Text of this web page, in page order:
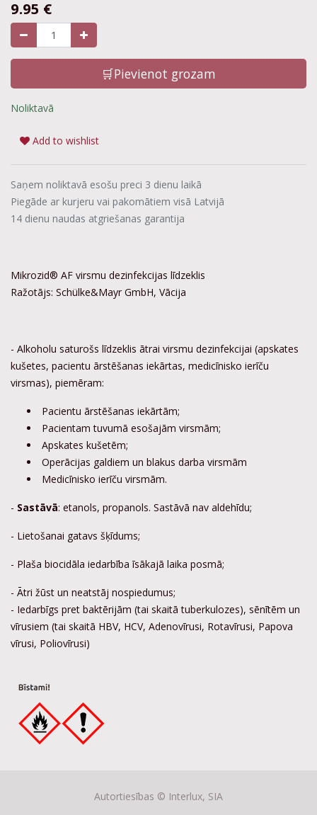
9.95 €
🛒Pievienot grozam
Noliktavā
Add to wishlist
Saņem noliktavā esošu preci 3 dienu laikā
Piegāde ar kurjeru vai pakomātiem visā Latvijā
14 dienu naudas atgriešanas garantija
Mikrozid® AF virsmu dezinfekcijas līdzeklis
Ražotājs: Schülke&Mayr GmbH, Vācija
- Alkoholu saturošs līdzeklis ātrai virsmu dezinfekcijai (apskates
kušetes, pacientu ārstēšanas iekārtas, medicīnisko ierīču
virsmas), piemēram:
Pacientu ārstēšanas iekārtām;
Pacientam tuvumā esošajām virsmām;
Apskates kušetēm;
Operācijas galdiem un blakus darba virsmām
Medicīnisko ierīču virsmām.
- Sastāvā: etanols, propanols. Sastāvā nav aldehīdu;
- Lietošanai gatavs šķīdums;
- Plaša biocidāla iedarbība īsākajā laika posmā;
- Ātri žūst un neatstāj nospiedumus;
- Iedarbīgs pret baktērijām (tai skaitā tuberkulozes), sēnītēm un
vīrusiem (tai skaitā HBV, HCV, Adenovīrusi, Rotavīrusi, Papova
vīrusi, Poliovīrusi)
Autortiesības © Interlux, SIA